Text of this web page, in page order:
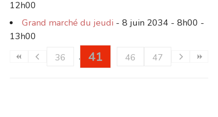
12h00
Grand marché du jeudi - 8 juin 2034 - 8h00 -
13h00
36
41 46 47